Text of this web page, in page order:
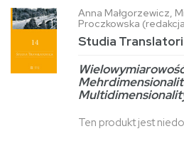
Anna Małgorzewicz,
Proczkowska
Studia
Ten produkt jest